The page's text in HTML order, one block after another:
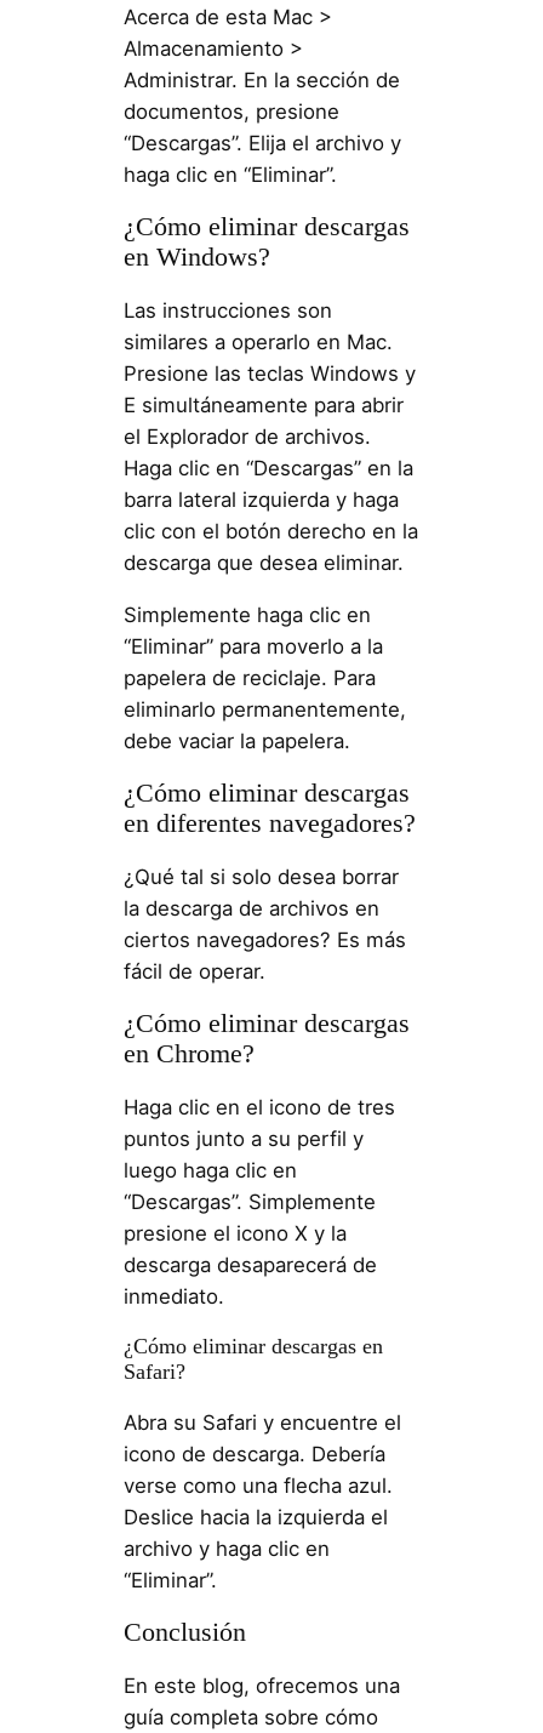
Acerca de esta Mac >
Almacenamiento >
Administrar. En la sección de
documentos, presione
“Descargas”. Elija el archivo y
haga clic en “Eliminar”.
¿Cómo eliminar descargas
en Windows?
Las instrucciones son
similares a operarlo en Mac.
Presione las teclas Windows y
E simultáneamente para abrir
el Explorador de archivos.
Haga clic en “Descargas” en la
barra lateral izquierda y haga
clic con el botón derecho en la
descarga que desea eliminar.
Simplemente haga clic en
“Eliminar” para moverlo a la
papelera de reciclaje. Para
eliminarlo permanentemente,
debe vaciar la papelera.
¿Cómo eliminar descargas
en diferentes navegadores?
¿Qué tal si solo desea borrar
la descarga de archivos en
ciertos navegadores? Es más
fácil de operar.
¿Cómo eliminar descargas
en Chrome?
Haga clic en el icono de tres
puntos junto a su perfil y
luego haga clic en
“Descargas”. Simplemente
presione el icono X y la
descarga desaparecerá de
inmediato.
¿Cómo eliminar descargas en
Safari?
Abra su Safari y encuentre el
icono de descarga. Debería
verse como una flecha azul.
Deslice hacia la izquierda el
archivo y haga clic en
“Eliminar”.
Conclusión
En este blog, ofrecemos una
guía completa sobre cómo